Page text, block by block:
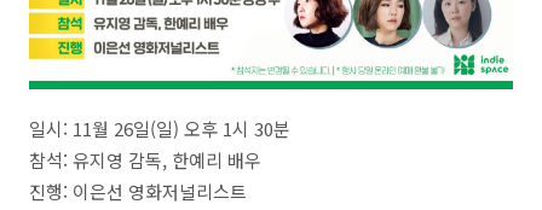
일시: 11월 26일(일) 오후 1시 30분
참석: 유지영 감독, 한예리 배우
진행: 이은선 영화저널리스트